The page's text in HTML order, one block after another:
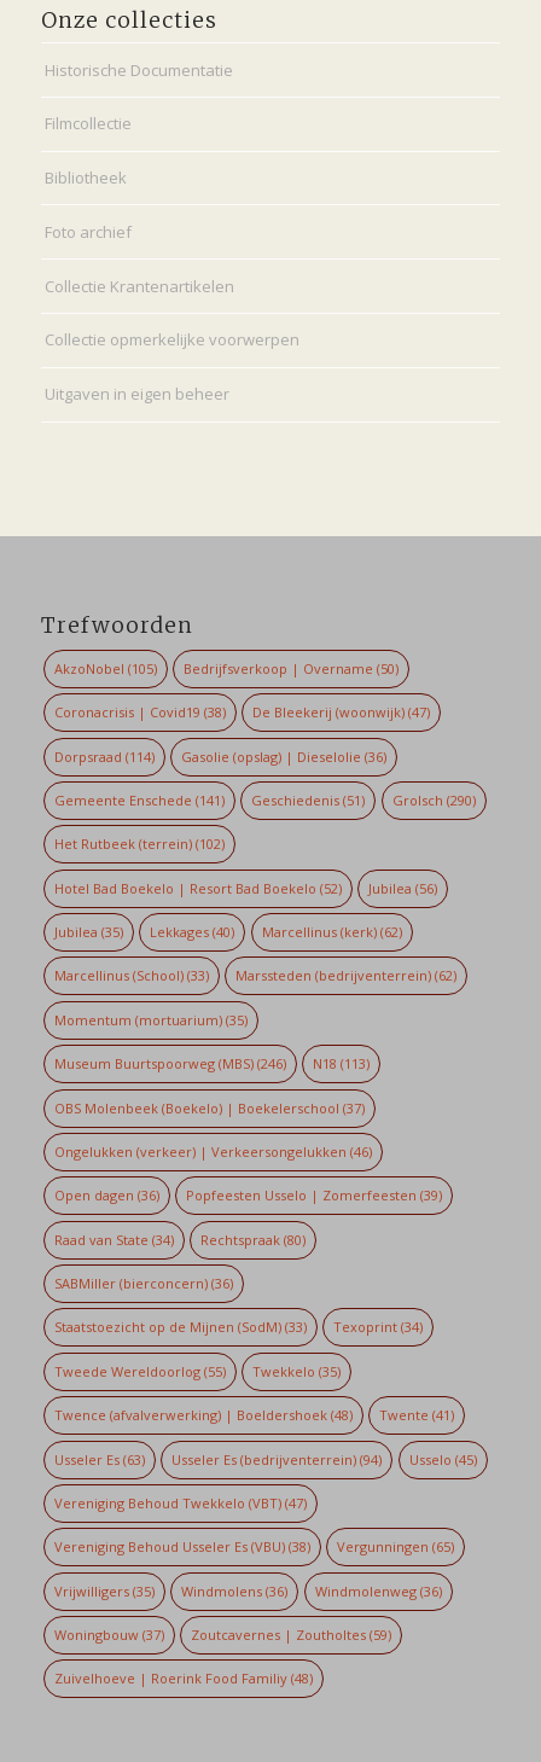
Onze collecties
Historische Documentatie
Filmcollectie
Bibliotheek
Foto archief
Collectie Krantenartikelen
Collectie opmerkelijke voorwerpen
Uitgaven in eigen beheer
Trefwoorden
AkzoNobel (105) Bedrijfsverkoop | Overname (50)
Coronacrisis | Covid19 (38) De Bleekerij (woonwijk) (47)
Dorpsraad (114) Gasolie (opslag) | Dieselolie (36)
Gemeente Enschede (141) Geschiedenis (51) Grolsch (290)
Het Rutbeek (terrein)(102)
Hotel Bad Boekelo | Resort Bad Boekelo (52) Jubilea (56)
Jubilea (35) Lekkages (40) Marcellinus (kerk)(62)
Marcellinus (School)(33) Marssteden (bedrijventerrein) (62)
Momentum (mortuarium)(35)
Museum Buurtspoorweg (MBS)(246) N18 (113)
OBS Molenbeek (Boekelo) | Boekelerschool (37)
Ongelukken (verkeer) | Verkeersongelukken (46)
Open dagen (36) Popfeesten Usselo | Zomerfeesten (39)
Raad van State (34) Rechtspraak (80)
SABMiller (bierconcern)(36)
Staatstoezicht op de Mijnen (SodM)(33) Texoprint (34)
Tweede Wereldoorlog(55) Twekkelo (35)
Twence (afvalverwerking) | Boeldershoek(48) Twente (41)
Usseler Es(63) Usseler Es (bedrijventerrein) (94) Usselo (45)
Vereniging Behoud Twekkelo (VBT)(47)
Vereniging Behoud Usseler Es (VBU)(38) Vergunningen (65)
Vrijwilligers(35) Windmolens (36) Windmolenweg(36)
Woningbouw(37) Zoutcavernes | Zoutholtes (59)
Zuivelhoeve | Roerink Food Familiy(48)